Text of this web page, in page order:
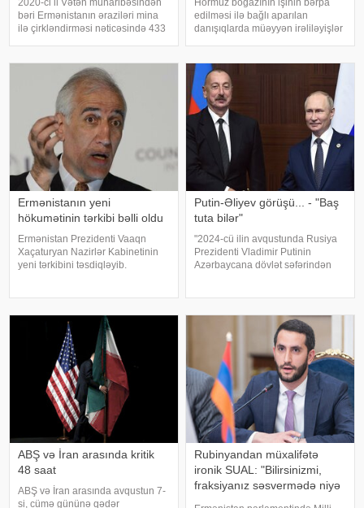
2020-ci il Vətən müharibəsindən
bəri Ermənistanın əraziləri mina
ilə çirkləndirməsi nəticəsində 433
Nazirliyinin "X" səhifəsində
bildirilib. Son hadisəd
Hörmüz boğazının işinin bərpa
edilməsi ilə bağlı aparılan
danışıqlarda müəyyən irəliləyişlər
barədə ABŞ dövlət katibi Marko
Rubio açıqlama verib. xəbər verir
Ermənistanın yeni
hökumətinin tərkibi bəlli oldu
Ermənistan Prezidenti Vaaqn
Xaçaturyan Nazirlər Kabinetinin
yeni tərkibini təsdiqləyib.
Mqer Qriqoryan – Baş nazirin
müavini. Tiqran Xaçatrya
Putin-Əliyev görüşü... - "Baş
tuta bilər"
"2024-cü ilin avqustunda Rusiya
Prezidenti Vladimir Putinin
Azərbaycana dövlət səfərindən
fikrincə, həmin dövrdə siyasi
ABŞ və İran arasında kritik
48 saat
ABŞ və İran arasında avqustun 7-
si, cümə gününə qədər
Rubinyandan müxalifətə
ironik SUAL: "Bilirsinizmi,
fraksiyanız səsvermədə niyə